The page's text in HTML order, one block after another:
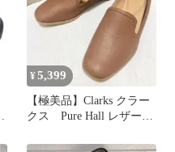
¥5,399
【極美品】Clarks クラー
クス Pure Hall レザー